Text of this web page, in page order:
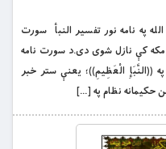
په نامه نور تفسیر النبأ سورت
کې نازل شوی دی.د سورت نامه
‏((النَّبَإِ الْعَظِیمِ))؛ یعنې ستر خبر
حکیمانه نظام په […]